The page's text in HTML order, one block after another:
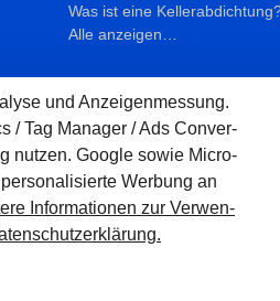
Was ist eine
Alle anzeigen…
© BAS
und Anzei­gen­mes­sung.
/ Tag Manager / Ads Con­ver­
nutzen. Google sowie Micro­
Wer­bung an
Infor­matio­nen zur Ver­wen­